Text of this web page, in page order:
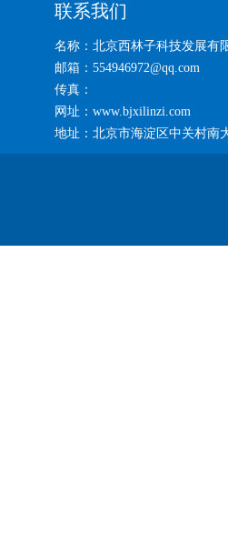
联系我们
名称：北京西林子科技发展有
邮箱：554946972@qq.com
传真：
网址：www.bjxilinzi.com
地址：北京市海淀区中关村南